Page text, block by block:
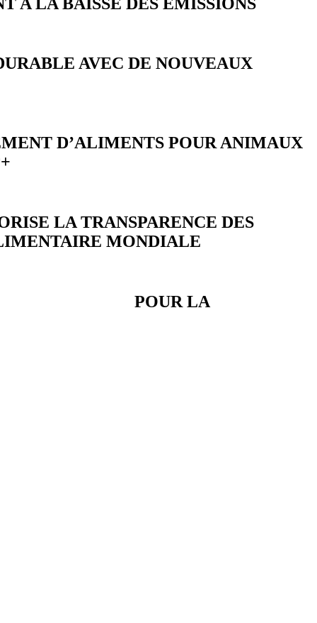
AVEC DE NOUVEAUX
D’ALIMENTS POUR ANIMAUX
LA TRANSPARENCE DES
MONDIALE
POUR LA